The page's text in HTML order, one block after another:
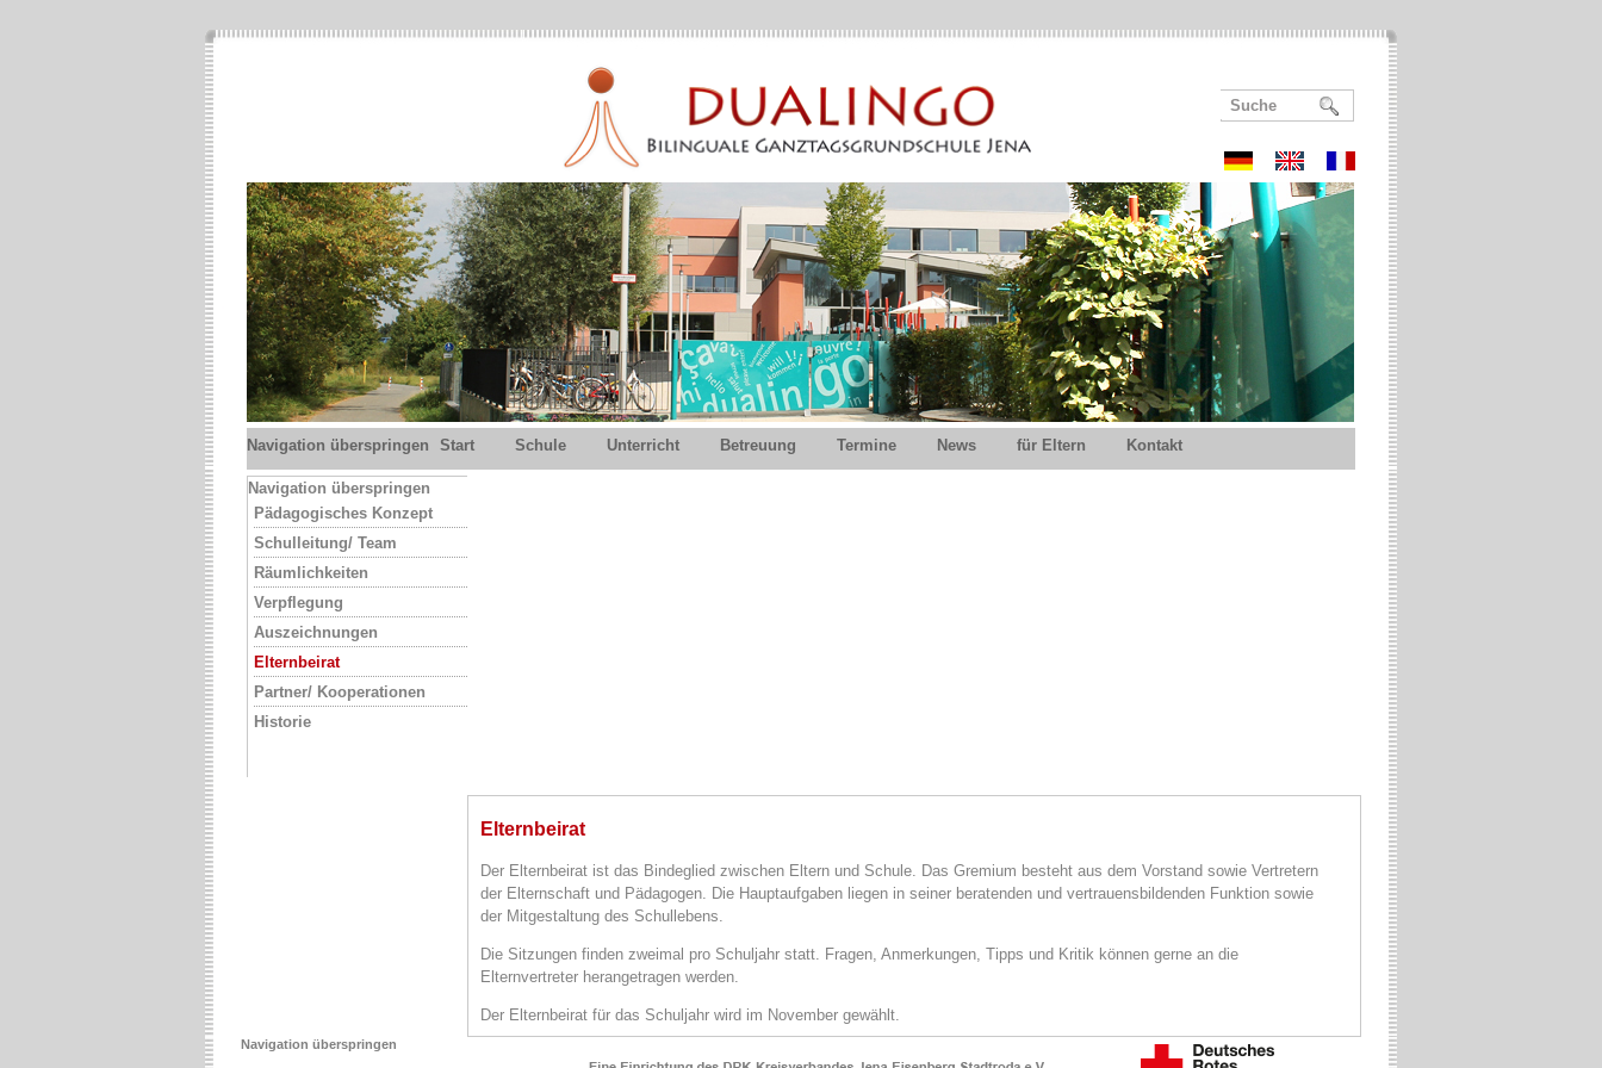
Navigation überspringen Start Schule Unterricht Betreuung Termine News für Eltern Kontakt
Navigation überspringen
Pädagogisches Konzept
Schulleitung/ Team
Räumlichkeiten
Verpflegung
Auszeichnungen
Elternbeirat
Partner/ Kooperationen
Historie
Elternbeirat
Der Elternbeirat ist das Bindeglied zwischen Eltern und Schule. Das Gremium besteht aus dem Vorstand sowie Vertretern
der Elternschaft und Pädagogen. Die Hauptaufgaben liegen in seiner beratenden und vertrauensbildenden Funktion sowie
der Mitgestaltung des Schullebens.
Die Sitzungen finden zweimal pro Schuljahr statt. Fragen, Anmerkungen, Tipps und Kritik können gerne an die
Elternvertreter herangetragen werden.
Der Elternbeirat für das Schuljahr wird im November gewählt.
Navigation überspringen